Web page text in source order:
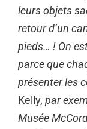
leurs objets
retour d’un
pieds… ! On
parce que
présenter les
Kelly, par
Musée